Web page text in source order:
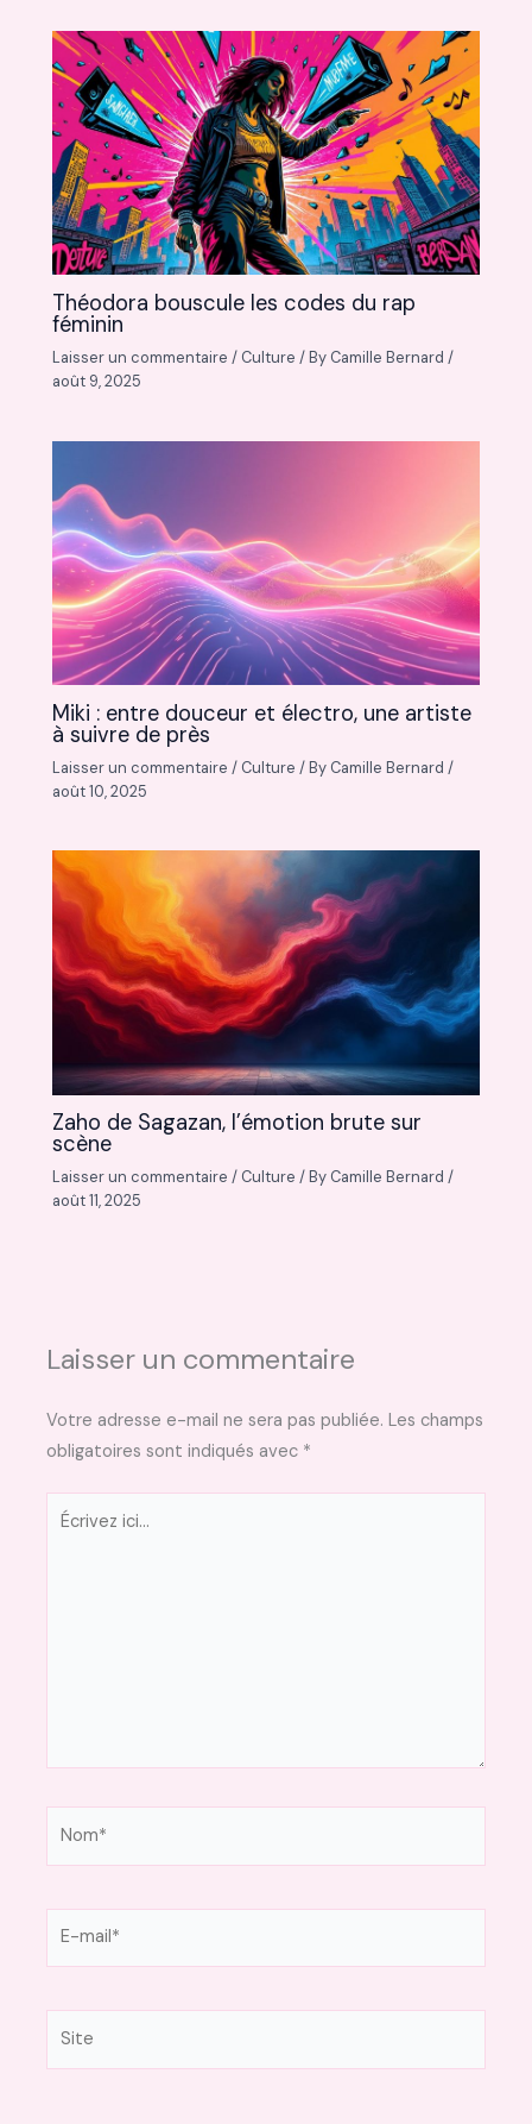
Théodora bouscule les codes du rap
féminin
Laisser un commentaire / Culture / By Camille Bernard/
août 9, 2025
Miki : entre douceur et électro, une artiste
à suivre de près
Laisser un commentaire / Culture / By Camille Bernard/
août 10, 2025
Zaho de Sagazan, l’émotion brute sur
scène
Laisser un commentaire / Culture / By Camille Bernard/
août 11, 2025
Laisser un commentaire
Votre adresse e-mail ne sera pas publiée. Les champs
obligatoires sont indiqués avec *
Écrivez